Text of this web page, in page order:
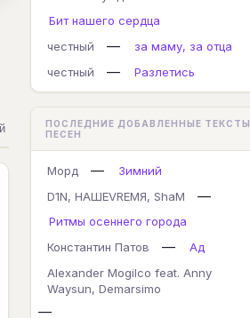
Бит нашего сердца
честный
—
за маму, за отца
честный
— Разлетись
ПОСЛЕДНИЕ ДОБАВЛЕННЫЕ ТЕКСТЫ
ПЕСЕН
Морд —
Зимний
D1N, НАШЕVREMЯ, ShaM
—
Ритмы осеннего города
Константин Патов
—
Ад
Alexander Mogilco feat. Anny
Waysun, Demarsimo
—